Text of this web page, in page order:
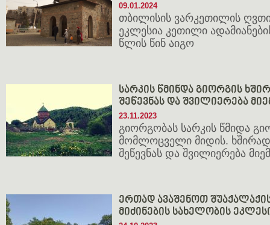
09.01.2024
თბილისის ვარკეთილის
ეკლესია კეთილი
წლის წინ აიგო
სარკის წმინდა გიორგის
შეწევნას და შვილიერება
23.11.2023
გიორგობას სარკის წმიდა
მომლოცველი მიდის.
შეწევნას და შვილიერება
ერთად ავაშენოთ
მიძინების სახელობის